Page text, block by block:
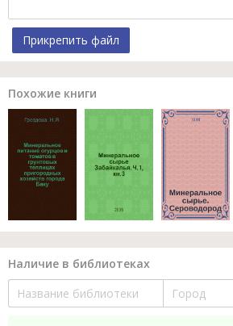
Прикрепить файл
Похожие книги
Наличие в библиотеках